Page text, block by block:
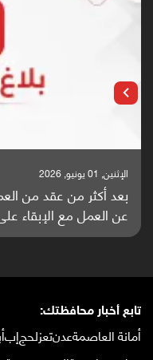
الإثنين, 01 يونيو, 2026
بعد أكثر من عقد من
عن العمل مع الإبقاء
تابع أخبار محافظتك:
أمانة العاصمةعدنتعزلحجإب